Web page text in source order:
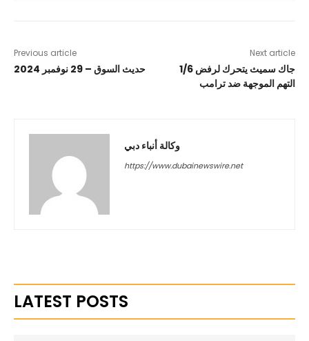
Previous article
حديث السوق – 29 نوفمبر 2024
Next article
جاك سميث يتحرك لرفض 1/6
التهم الموجهة ضد ترامب
وكالة أنباء دبي
https://www.dubainewswire.net
LATEST POSTS